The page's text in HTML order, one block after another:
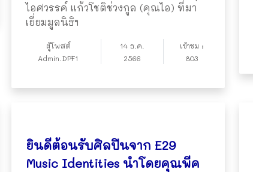
ไอศวรรค์ แก้วโชติช่วงกูล (คุณไอ) ที่มา
เยี่ยมมูลนิธิฯ
ผู้โพสต์
Admin.DPF1
14 ธ.ค.
2566
เข้าชม :
803
ยินดีต้อนรับศิลปินจาก E29
Music Identities นำโดยคุณพีค